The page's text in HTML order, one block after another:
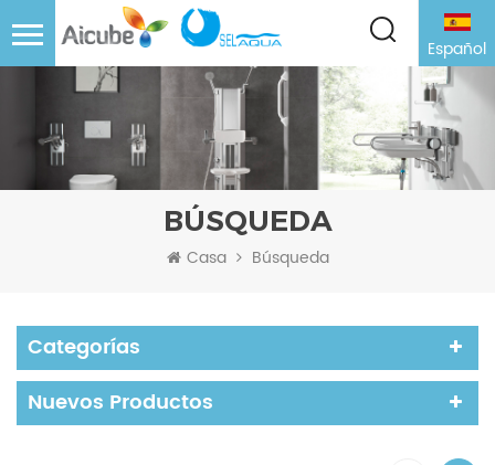
Español
BÚSQUEDA
Casa Búsqueda
Categorías
Nuevos Productos